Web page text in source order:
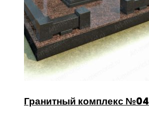
Гранитный комплекс №04